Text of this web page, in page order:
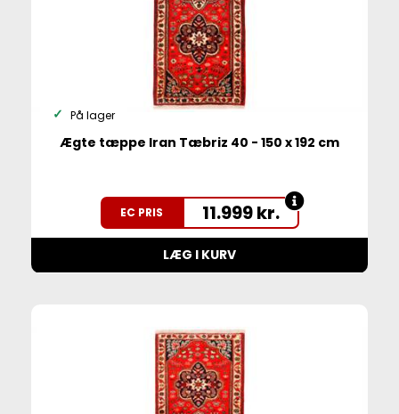
På lager
Ægte tæppe Iran Tæbriz 40 - 150 x 192 cm
EC PRIS 11.999kr.
LÆG I KURV